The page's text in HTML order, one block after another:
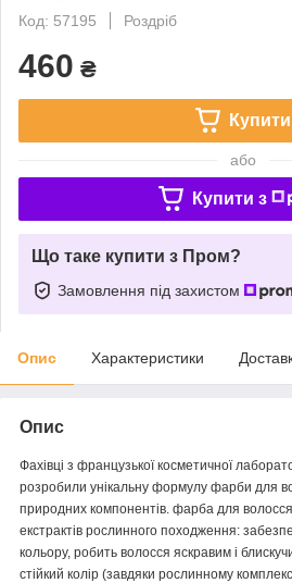
Код: 57195
Роздріб
460 ₴
Купити
або
Купити з
Що таке купити з Пром?
Замовлення під захистом
Опис Характеристики
Опис
Фахівці з французької косметичної
розробили унікальну формулу фарби для
природних компонентів. фарба для
екстрактів рослинного походження:
кольору, робить волосся яскравим і
стійкий колір (завдяки рослинному